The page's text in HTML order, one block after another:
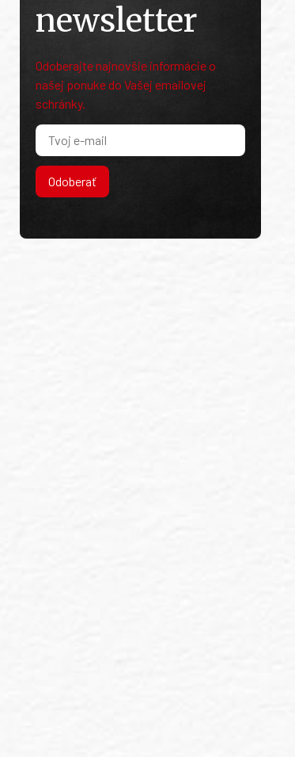
newsletter
Odoberajte najnovšie informácie o
našej ponuke do Vašej emailovej
schránky.
Odoberať